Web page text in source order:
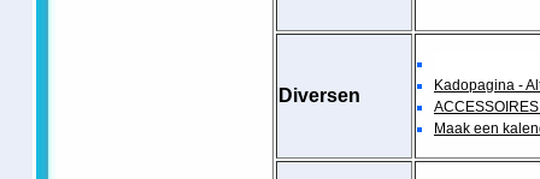
Diversen
Kadopagina -
Maak een